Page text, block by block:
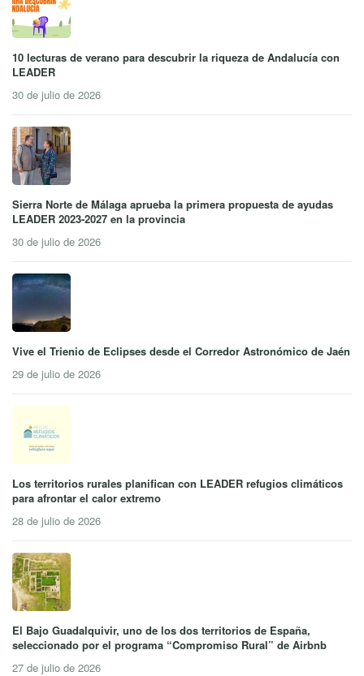
10 lecturas de verano para descubrir la riqueza de Andalucía con
LEADER
30 de julio de 2026
Sierra Norte de Málaga aprueba la primera propuesta de ayudas
LEADER 2023-2027 en la provincia
30 de julio de 2026
Vive el Trienio de Eclipses desde el Corredor Astronómico de Jaén
29 de julio de 2026
Los territorios rurales planifican con LEADER refugios climáticos
para afrontar el calor extremo
28 de julio de 2026
El Bajo Guadalquivir, uno de los dos territorios de España,
seleccionado por el programa “Compromiso Rural” de Airbnb
27 de julio de 2026